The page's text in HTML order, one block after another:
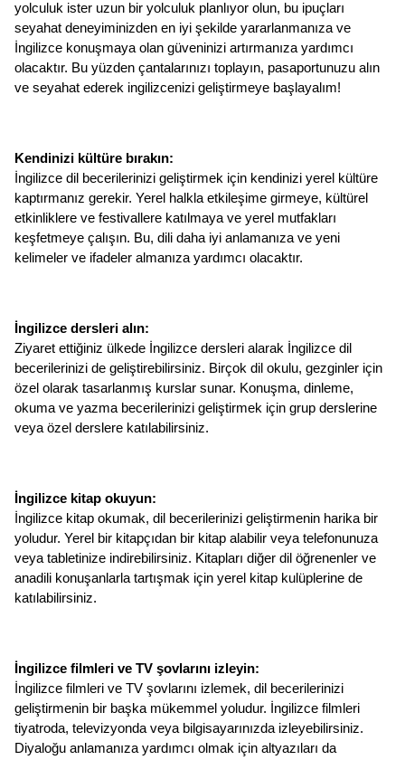
yolculuk ister uzun bir yolculuk planlıyor olun, bu ipuçları
seyahat deneyiminizden en iyi şekilde yararlanmanıza ve
İngilizce konuşmaya olan güveninizi artırmanıza yardımcı
olacaktır. Bu yüzden çantalarınızı toplayın, pasaportunuzu alın
ve seyahat ederek ingilizcenizi geliştirmeye başlayalım!
Kendinizi kültüre bırakın:
İngilizce dil becerilerinizi geliştirmek için kendinizi yerel kültüre
kaptırmanız gerekir. Yerel halkla etkileşime girmeye, kültürel
etkinliklere ve festivallere katılmaya ve yerel mutfakları
keşfetmeye çalışın. Bu, dili daha iyi anlamanıza ve yeni
kelimeler ve ifadeler almanıza yardımcı olacaktır.
İngilizce dersleri alın:
Ziyaret ettiğiniz ülkede İngilizce dersleri alarak İngilizce dil
becerilerinizi de geliştirebilirsiniz. Birçok dil okulu, gezginler için
özel olarak tasarlanmış kurslar sunar. Konuşma, dinleme,
okuma ve yazma becerilerinizi geliştirmek için grup derslerine
veya özel derslere katılabilirsiniz.
İngilizce kitap okuyun:
İngilizce kitap okumak, dil becerilerinizi geliştirmenin harika bir
yoludur. Yerel bir kitapçıdan bir kitap alabilir veya telefonunuza
veya tabletinize indirebilirsiniz. Kitapları diğer dil öğrenenler ve
anadili konuşanlarla tartışmak için yerel kitap kulüplerine de
katılabilirsiniz.
İngilizce filmleri ve TV şovlarını izleyin:
İngilizce filmleri ve TV şovlarını izlemek, dil becerilerinizi
geliştirmenin bir başka mükemmel yoludur. İngilizce filmleri
tiyatroda, televizyonda veya bilgisayarınızda izleyebilirsiniz.
Diyaloğu anlamanıza yardımcı olmak için altyazıları da